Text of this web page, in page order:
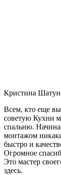
Кристина
Всем, кто еще
советую Кухни
спальню.
монтажом
быстро и
Огромное
Это мастер
здесь.